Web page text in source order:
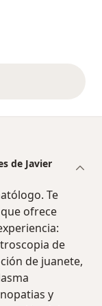
de Javier
Te
ofrece
de
de juanete,
y